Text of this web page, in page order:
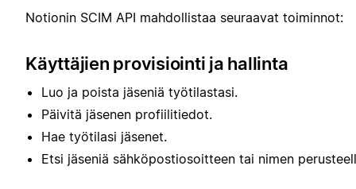
Notionin SCIM API mahdollistaa seuraavat toiminnot:
Käyttäjien provisiointi ja hallinta
Luo ja poista jäseniä työtilastasi.
Päivitä jäsenen profiilitiedot.
Hae työtilasi jäsenet.
Etsi jäseniä sähköpostiosoitteen tai nimen